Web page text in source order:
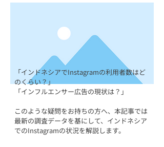
「インドネシアでInstagramの利用者数はど
のくらい？」
「インフルエンサー広告の現状は？」
このような疑問をお持ちの方へ、本記事では
最新の調査データを基にして、インドネシア
でのInstagramの状況を解説します。